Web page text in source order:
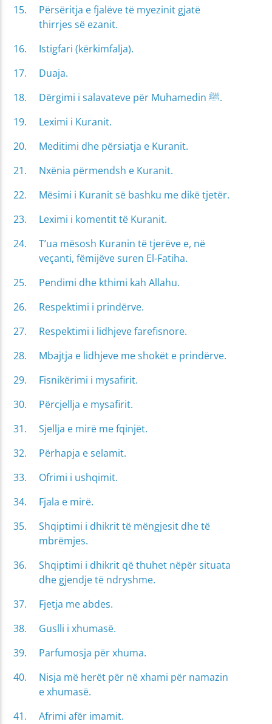
Përsëritja e fjalëve të myezinit gjatë
thirrjes së ezanit.
Istigfari (kërkimfalja).
Duaja.
Dërgimi i salavateve për Muhamedin ﷺ.
Leximi i Kuranit.
Meditimi dhe përsiatja e Kuranit.
Nxënia përmendsh e Kuranit.
Mësimi i Kuranit së bashku me dikë tjetër.
Leximi i komentit të Kuranit.
T’ua mësosh Kuranin të tjerëve e, në
veçanti, fëmijëve suren El-Fatiha.
Pendimi dhe kthimi kah Allahu.
Respektimi i prindërve.
Respektimi i lidhjeve farefisnore.
Mbajtja e lidhjeve me shokët e prindërve.
Fisnikërimi i mysafirit.
Përcjellja e mysafirit.
Sjellja e mirë me fqinjët.
Përhapja e selamit.
Ofrimi i ushqimit.
Fjala e mirë.
Shqiptimi i dhikrit të mëngjesit dhe të
mbrëmjes.
Shqiptimi i dhikrit që thuhet nëpër situata
dhe gjendje të ndryshme.
Fjetja me abdes.
Guslli i xhumasë.
Parfumosja për xhuma.
Nisja më herët për në xhami për namazin
e xhumasë.
Afrimi afër imamit.